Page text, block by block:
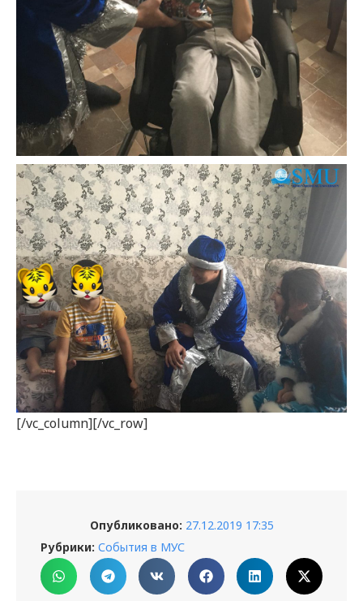
[/vc_column][/vc_row]
Опубликовано: 27.12.2019 17:35
Рубрики: События в МУС